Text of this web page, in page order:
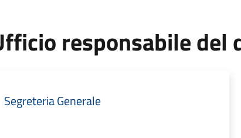
responsabile del
Segreteria Generale